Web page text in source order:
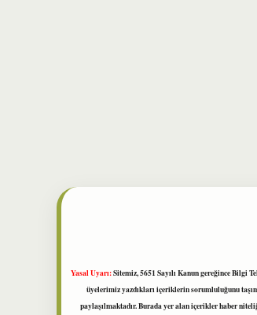
Yasal Uyarı:Sitemiz, 5651 Sayılı Kanun gereğince Bilgi
üyelerimiz yazdıkları içeriklerin sorumluluğunu
paylaşılmaktadır. Burada yer alan içerikler haber